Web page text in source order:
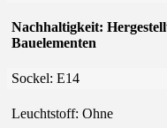
Nachhaltigkeit:
Bauelementen
Sockel: E14
Leuchtstoff: Ohne